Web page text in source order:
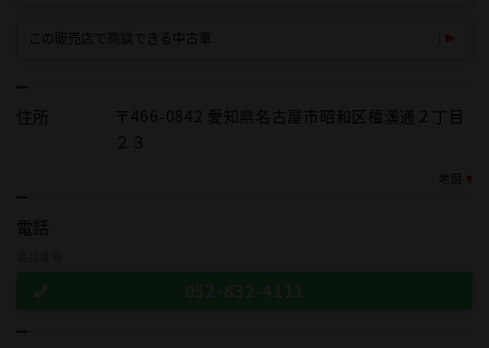
この販売店で商談できる中古車
住所
〒466-0842 愛知県名古屋市昭和区檀溪通２丁目
２３
電話